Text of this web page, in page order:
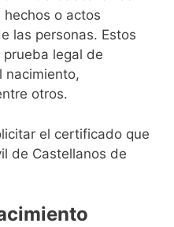
o actos
las personas. Estos
legal de
nacimiento,
otros.
el certificado que
de Castellanos de